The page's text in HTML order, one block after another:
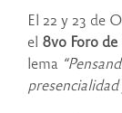
El 22 y 23 de
el 8vo Foro
lema